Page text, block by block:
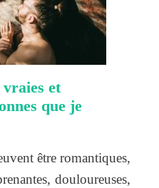
et
que je
être romantiques,
douloureuses,